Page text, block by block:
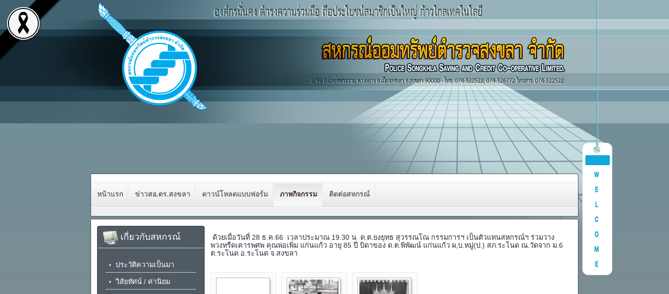
หน้าแรก ข่าวสอ.ตร.สงขลา ดาวน์โหลดแบบฟอร์ม ภาพกิจกรรม ติดต่อสหกรณ์
ด้วยเมื่อวันที่ 28 ธ.ค.66 เวลาประมาณ 19.30 น ด.ต.ยงยุทธ สุวรรณโณ กรรมการฯ เป็นตัวแทนสหกรณ์ฯ ร่วมวาง
พวงหรีดเคารพศพ คุณพ่อเพิ่ม แก่นแก้ว อายุ 85 ปี บิดาของ ด.ต.พิพัฒน์ แก่นแก้ว ผ,บ.หมู่(ป.) สภ.ระโนด ณ.วัดจาก ม.6
ต.ระโนด อ.ระโนด จ.สงขลา
เกี่ยวกับสหกรณ์
ประวัติความเป็นมา
วิสัยทัศน์ / ค่านิยม